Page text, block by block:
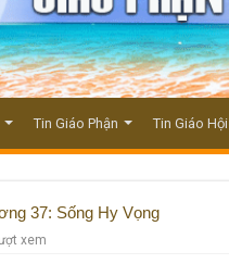
Tin Giáo Phận Tin Giáo Hội
37: Sống Hy Vọng
xem